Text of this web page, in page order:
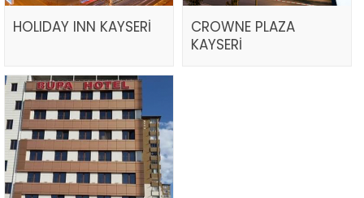
HOLIDAY INN KAYSERİ
CROWNE PLAZA
KAYSERİ